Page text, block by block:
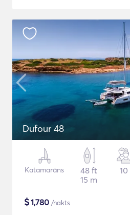
Dufour 48
Katamarāns
48 ft
15 m
10
$1,780 /nakts